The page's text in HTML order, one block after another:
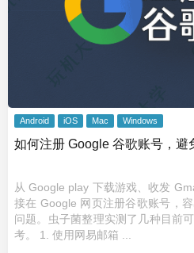
Android iOS Mac Windows
如何注册 Google 谷歌账号，避
从 Google play 下载游戏、收发
接在 Google 网页注册谷歌账号，
问题。虫子菌整理实测了几种目前
考。 1. 使用网易邮箱 ...